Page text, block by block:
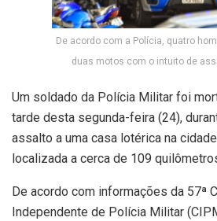
De acordo com a Polícia, quatro
duas motos com o intuito de
Um soldado da Polícia Militar foi
tarde desta segunda-feira (24),
assalto a uma casa lotérica na
localizada a cerca de 109
De acordo com informações da 57ª
Independente de Polícia Militar